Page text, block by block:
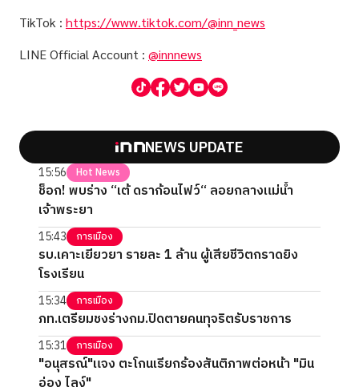
TikTok : https://www.tiktok.com/@inn_news
LINE Official Account : @innnews
NEWS UPDATE
15:56 Hot News
ช็อก! พบร่าง “เต้ ดราก้อนไฟว์“ ลอยกลางแม่น้ำ
เจ้าพระยา
15:43 การเมือง
รบ.เคาะเยียวยา รายละ 1 ล้าน ผู้เสียชีวิตกราดยิง
โรงเรียน
15:34 การเมือง
ภท.เตรียมชงร่างกม.ปิดตายคนทุจริตรับราชการ
15:31 การเมือง
"อนุสรณ์"แจง ตะโกนเรียกร้องสันติภาพต่อหน้า "มิน